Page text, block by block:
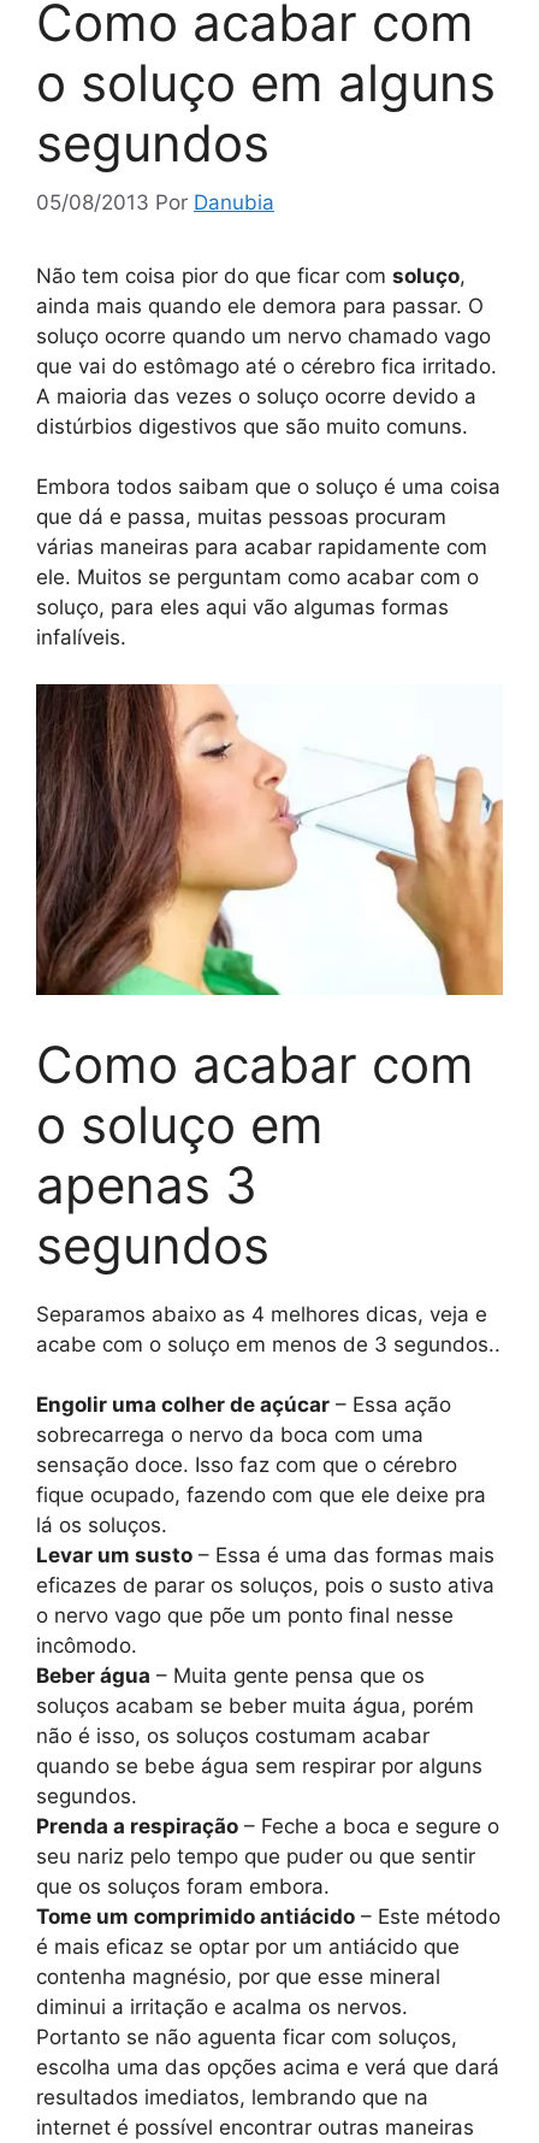
Como acabar com
o soluço em alguns
segundos
05/08/2013 Por Danubia
Não tem coisa pior do que ficar com soluço,
ainda mais quando ele demora para passar. O
soluço ocorre quando um nervo chamado vago
que vai do estômago até o cérebro fica irritado.
A maioria das vezes o soluço ocorre devido a
distúrbios digestivos que são muito comuns.
Embora todos saibam que o soluço é uma coisa
que dá e passa, muitas pessoas procuram
várias maneiras para acabar rapidamente com
ele. Muitos se perguntam como acabar com o
soluço, para eles aqui vão algumas formas
infalíveis.
Como acabar com
o soluço em
apenas 3
segundos
Separamos abaixo as 4 melhores dicas, veja e
acabe com o soluço em menos de 3 segundos..
Engolir uma colher de açúcar – Essa ação
sobrecarrega o nervo da boca com uma
sensação doce. Isso faz com que o cérebro
fique ocupado, fazendo com que ele deixe pra
lá os soluços.
Levar um susto – Essa é uma das formas mais
eficazes de parar os soluços, pois o susto ativa
o nervo vago que põe um ponto final nesse
incômodo.
Beber água – Muita gente pensa que os
soluços acabam se beber muita água, porém
não é isso, os soluços costumam acabar
quando se bebe água sem respirar por alguns
segundos.
Prenda a respiração – Feche a boca e segure o
seu nariz pelo tempo que puder ou que sentir
que os soluços foram embora.
Tome um comprimido antiácido – Este método
é mais eficaz se optar por um antiácido que
contenha magnésio, por que esse mineral
diminui a irritação e acalma os nervos.
Portanto se não aguenta ficar com soluços,
escolha uma das opções acima e verá que dará
resultados imediatos, lembrando que na
internet é possível encontrar outras maneiras